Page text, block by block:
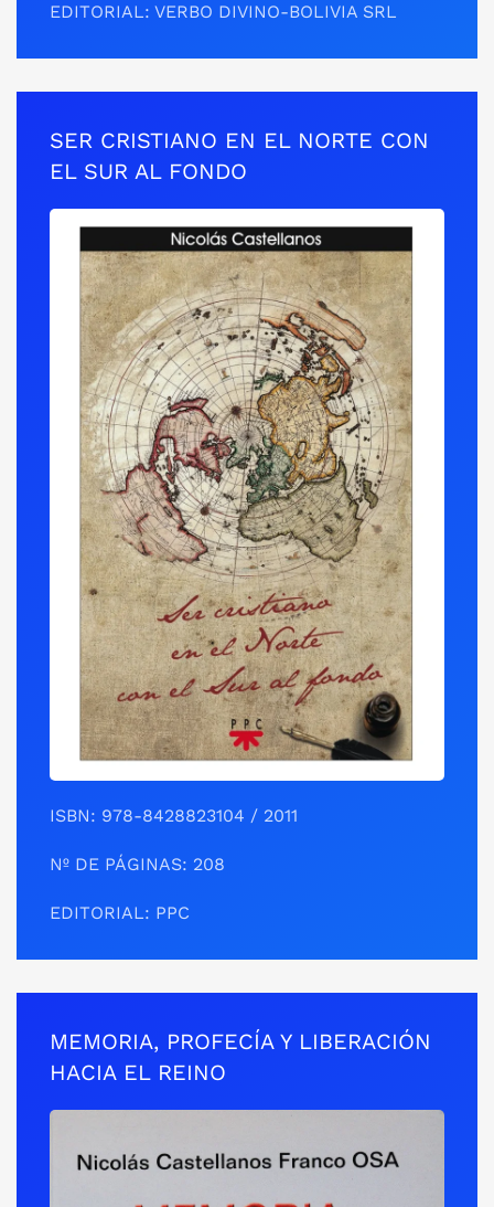
EDITORIAL: VERBO DIVINO-BOLIVIA SRL
SER CRISTIANO EN EL NORTE CON
EL SUR AL FONDO
ISBN: 978-8428823104 / 2011
Nº DE ‎PÁGINAS: 208
EDITORIAL: PPC
MEMORIA, PROFECÍA Y LIBERACIÓN
HACIA EL REINO